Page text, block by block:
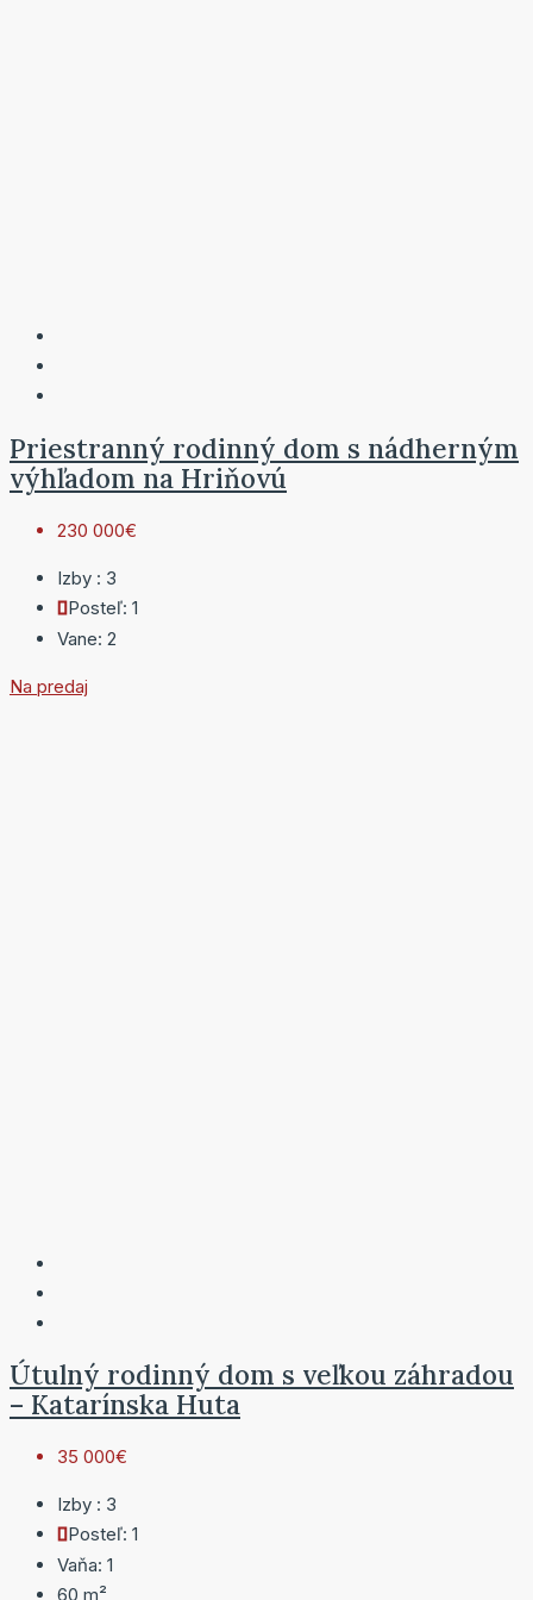
Priestranný rodinný dom s nádherným
výhľadom na Hriňovú
230 000€
Izby : 3
Posteľ: 1
Vane: 2
Na predaj
Útulný rodinný dom s veľkou záhradou
– Katarínska Huta
35 000€
Izby : 3
Posteľ: 1
Vaňa: 1
60 m²